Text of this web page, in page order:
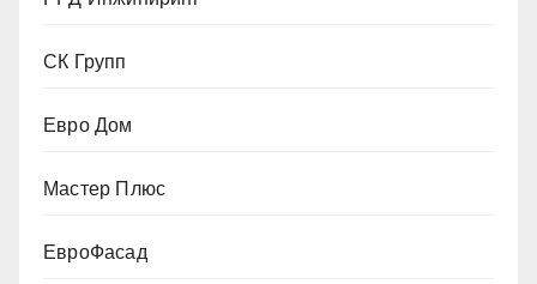
СК Групп
Евро Дом
Мастер Плюс
ЕвроФасад